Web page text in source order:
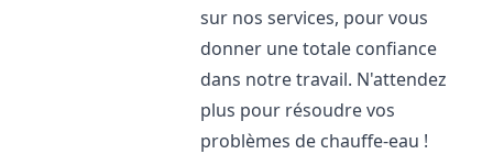
sur nos services, pour vous
donner une totale confiance
dans notre travail. N'attendez
plus pour résoudre vos
problèmes de chauffe-eau !